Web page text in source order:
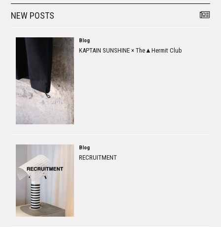
NEW POSTS
Blog
KAPTAIN SUNSHINE × The▲Hermit Club
Blog
RECRUITMENT